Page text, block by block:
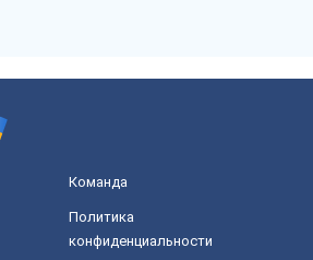
Команда
Политика
конфиденциальности